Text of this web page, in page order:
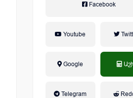
Facebook
Youtube
Google
Telegram